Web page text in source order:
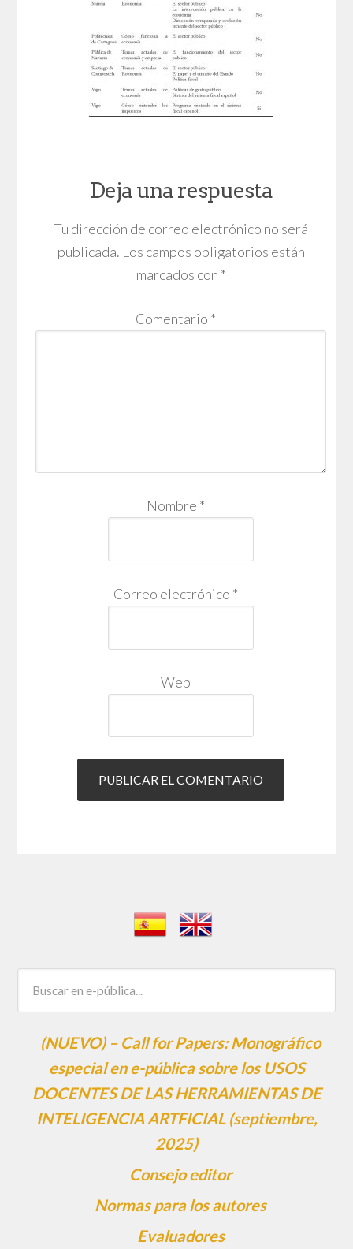
Deja una respuesta
Tu dirección de correo electrónico no será
publicada. Los campos obligatorios están
marcados con *
Comentario *
Nombre *
Correo electrónico *
Web
(NUEVO) – Call for Papers: Monográfico
especial en e-pública sobre los USOS
DOCENTES DE LAS HERRAMIENTAS DE
INTELIGENCIA ARTFICIAL (septiembre,
2025)
Consejo editor
Normas para los autores
Evaluadores